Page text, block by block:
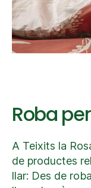
Roba
A Teixits la
de productes
llar: Des de